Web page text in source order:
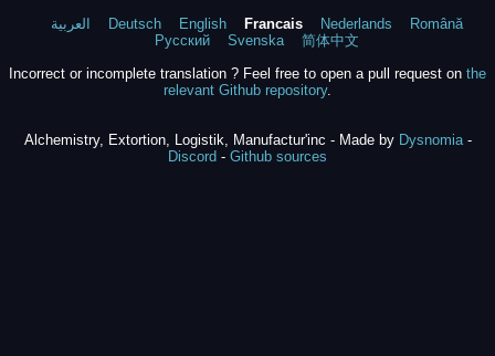
العربية Deutsch English Francais Nederlands
Română
Русский
Svenska
简体中文
Incorrect or incomplete translation ? Feel free to open a pull request on the
relevant Github repository.
Alchemistry, Extortion, Logistik, Manufactur'inc - Made by Dysnomia-
Discord - Github sources